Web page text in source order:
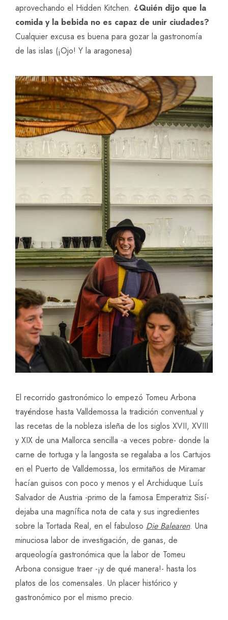
aprovechando el Hidden Kitchen. ¿Quién dijo que la
comida y la bebida no es capaz de unir ciudades?
Cualquier excusa es buena para gozar la gastronomía
de las islas (¡Ojo! Y la aragonesa)
El recorrido gastronómico lo empezó Tomeu Arbona
trayéndose hasta Valldemossa la tradición conventual y
las recetas de la nobleza isleña de los siglos XVII, XVIII
y XIX de una Mallorca sencilla -a veces pobre- donde la
carne de tortuga y la langosta se regalaba a los Cartujos
en el Puerto de Valldemossa, los ermitaños de Miramar
hacían guisos con poco y menos y el Archiduque Luís
Salvador de Austria -primo de la famosa Emperatriz Sisí-
dejaba una magnífica nota de cata y sus ingredientes
sobre la Tortada Real, en el fabuloso Die Balearen. Una
minuciosa labor de investigación, de ganas, de
arqueología gastronómica que la labor de Tomeu
Arbona consigue traer -¡y de qué manera!- hasta los
platos de los comensales. Un placer histórico y
gastronómico por el mismo precio.